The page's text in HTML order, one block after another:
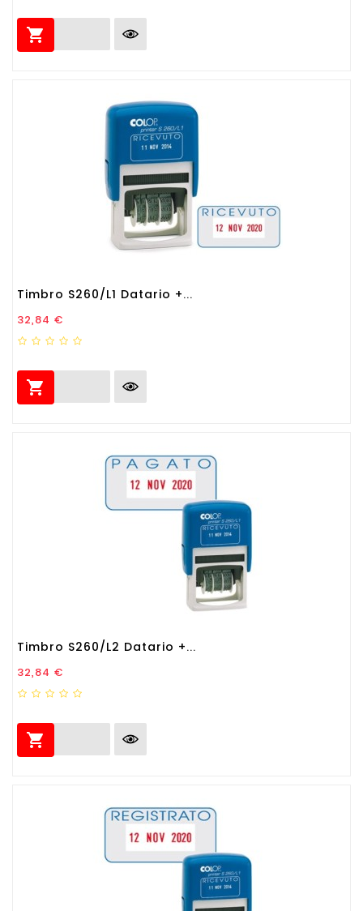

Timbro S260/L1 Datario +...
Prezzo
32,84 €

Timbro S260/L2 Datario +...
Prezzo
32,84 €
